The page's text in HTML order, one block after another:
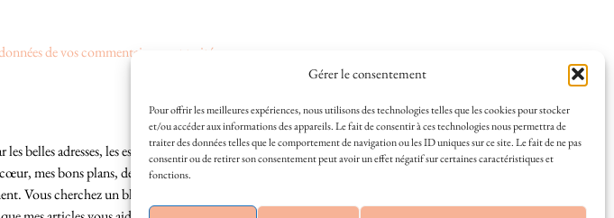
Gérer le consentement
Pour offrir les meilleures expériences, nous utilisons des technologies telles que les cookies pour stocker
et/ou accéder aux informations des appareils. Le fait de consentir à ces technologies nous permettra de
traiter des données telles que le comportement de navigation ou les ID uniques sur ce site. Le fait de ne pas
consentir ou de retirer son consentement peut avoir un effet négatif sur certaines caractéristiques et
fonctions.
de vos commentaires sont traitées
belles adresses, les escapades locales et la vie à La Rochelle, où je vis depuis plusieurs
mes bons plans, des idées de sorties en solo ou à plusieurs, et mes meilleures adresses
Vous cherchez un blog lifestyle à La Rochelle, tenu par une locale ? Vous êtes au bon